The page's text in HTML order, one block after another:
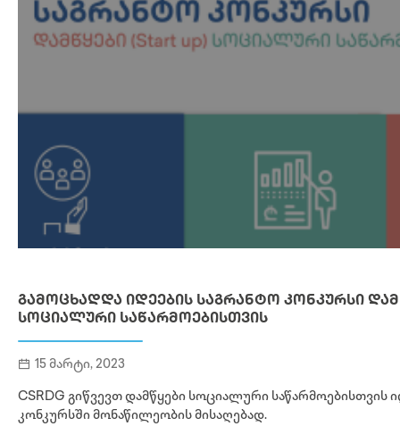
ᲒᲐᲛᲝᲪᲮᲐᲓᲓᲐ ᲘᲓᲔᲔᲑᲘᲡ ᲡᲐᲒᲠᲐᲜᲢᲝ ᲙᲝᲜᲙᲣᲠᲡᲘ
ᲡᲝᲪᲘᲐᲚᲣᲠᲘ ᲡᲐᲬᲐᲠᲛᲝᲔᲑᲘᲡᲗᲕᲘᲡ
15 მარტი, 2023
CSRDG გიწვევთ დამწყები სოციალური საწარმოებისთვის
კონკურსში მონაწილეობის მისაღებად.